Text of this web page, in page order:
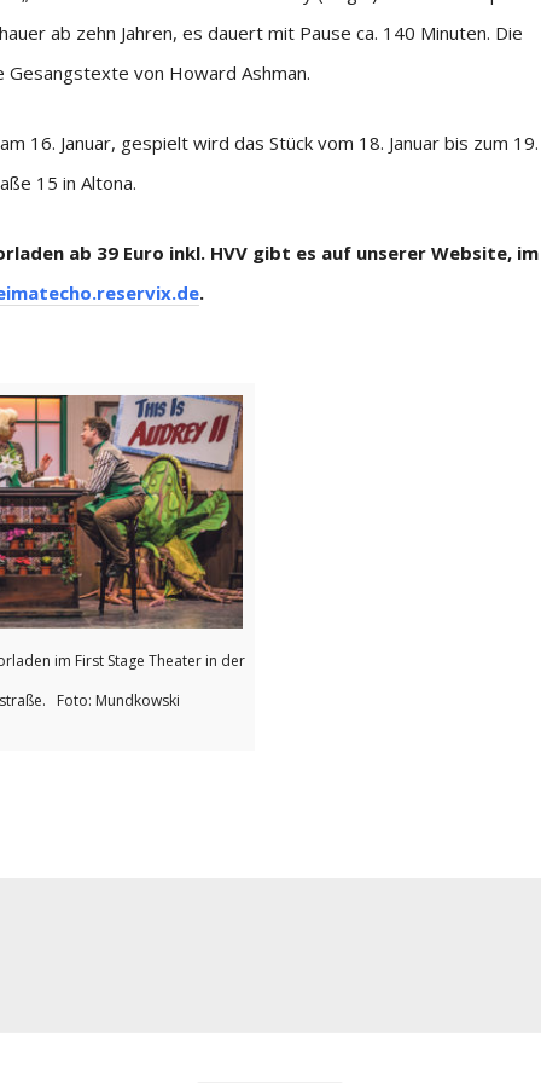
ab zehn Jahren, es dauert mit Pause ca. 140 Minuten. Die
Gesangstexte von Howard Ashman.
16. Januar, gespielt wird das Stück vom 18. Januar bis zum 19.
15 in Altona.
ab 39 Euro inkl. HVV gibt es auf unserer Website, im
.
im First Stage Theater in der
Foto: Mundkowski